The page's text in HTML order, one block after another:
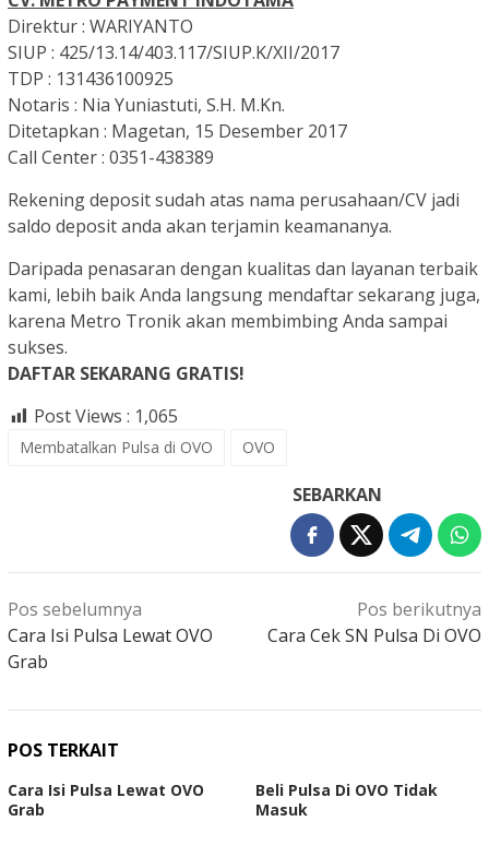
Direktur : WARIYANTO
SIUP : 425/13.14/403.117/SIUP.K/XII/2017
TDP : 131436100925
Notaris : Nia Yuniastuti, S.H. M.Kn.
Ditetapkan : Magetan, 15 Desember 2017
Call Center : 0351-438389
Rekening deposit sudah atas nama perusahaan/CV jadi
saldo deposit anda akan terjamin keamananya.
Daripada penasaran dengan kualitas dan layanan terbaik
kami, lebih baik Anda langsung mendaftar sekarang juga,
karena Metro Tronik akan membimbing Anda sampai
sukses.
DAFTAR SEKARANG GRATIS!
Post Views : 1,065
Membatalkan Pulsa di OVO OVO
SEBARKAN
Navigasi
pos
Pos sebelumnya
Cara Isi Pulsa Lewat OVO
Grab
Pos berikutnya
Cara Cek SN Pulsa Di OVO
POS TERKAIT
Cara Isi Pulsa Lewat OVO
Grab
Beli Pulsa Di OVO Tidak
Masuk